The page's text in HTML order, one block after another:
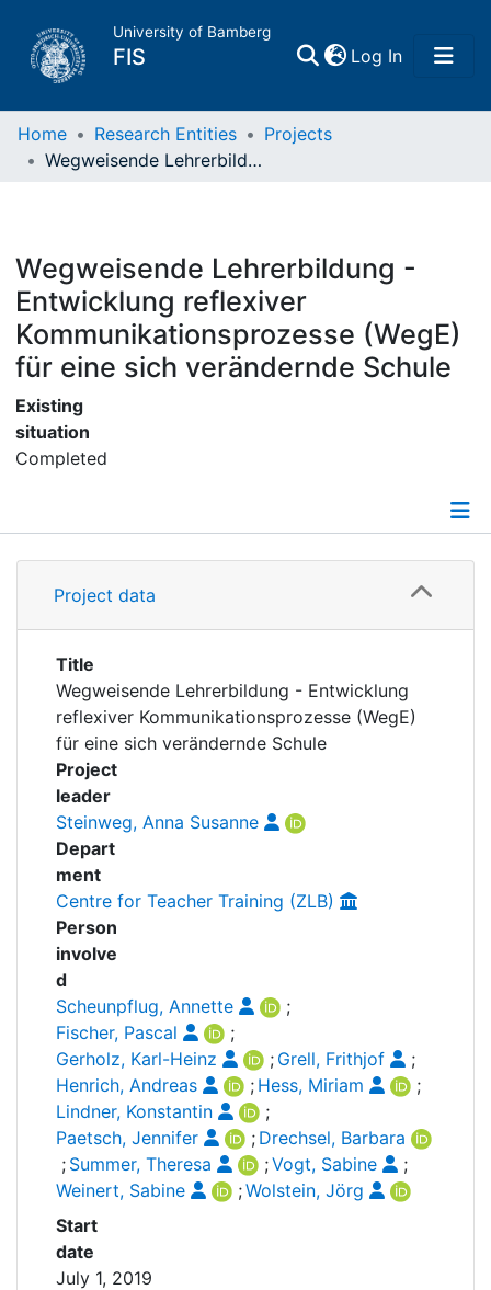
University of Bamberg
FIS Log In(current)
Home
Research Data
Projects
People
Institutions
Help
Home Research Entities
Projects
Wegweisende Lehrerbildung - Entwicklung reflexiver Kommunikationsprozesse (WegE) für eine sich verändernde Schule
Wegweisende Lehrerbildung -
Entwicklung reflexiver
Kommunikationsprozesse (WegE)
für eine sich verändernde Schule
Existing
situation
Completed
Details
Researchdata
Project data
Title
Wegweisende Lehrerbildung - Entwicklung
reflexiver Kommunikationsprozesse (WegE)
für eine sich verändernde Schule
Project
leader
Steinweg, Anna Susanne
Depart
ment
Centre for Teacher Training (ZLB)
Person
involve
d
Scheunpflug, Annette
;
Fischer, Pascal
;
Gerholz, Karl-Heinz
; Grell, Frithjof
;
Henrich, Andreas
; Hess, Miriam
;
Lindner, Konstantin
;
Paetsch, Jennifer
; Drechsel, Barbara
; Summer, Theresa ;Vogt, Sabine
;
Weinert, Sabine
;Wolstein, Jörg
Start
date
July 1, 2019